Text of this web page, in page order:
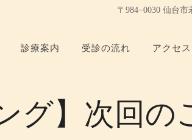
〒984−0030 仙台
診療案内 受診の流れ アクセス
グ】次回の